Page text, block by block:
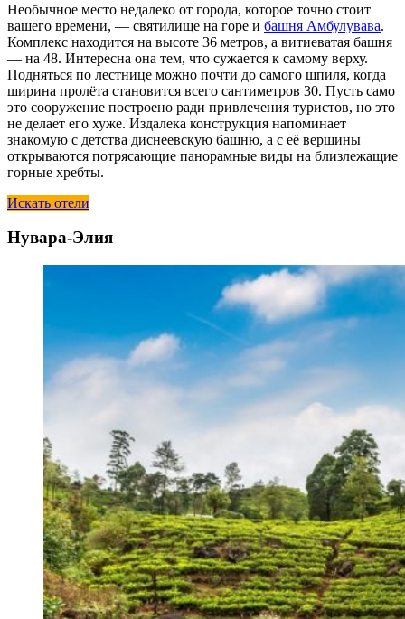
Необычное место недалеко от города, которое точно стоит
вашего времени, — святилище на горе и башня Амбулувава.
Комплекс находится на высоте 36 метров, а витиеватая башня
— на 48. Интересна она тем, что сужается к самому верху.
Подняться по лестнице можно почти до самого шпиля, когда
ширина пролёта становится всего сантиметров 30. Пусть само
это сооружение построено ради привлечения туристов, но это
не делает его хуже. Издалека конструкция напоминает
знакомую с детства диснеевскую башню, а с её вершины
открываются потрясающие панорамные виды на близлежащие
горные хребты.
Искать отели
Нувара-Элия